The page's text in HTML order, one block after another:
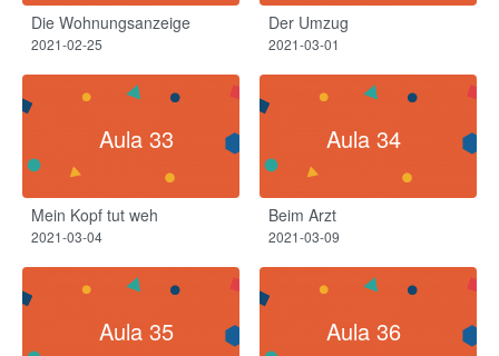
Die Wohnungsanzeige
2021-02-25
Der Umzug​
2021-03-01
Aula 33
Mein Kopf tut weh​
2021-03-04
Aula 34
Beim Arzt​
2021-03-09
Aula 35 Aula 36